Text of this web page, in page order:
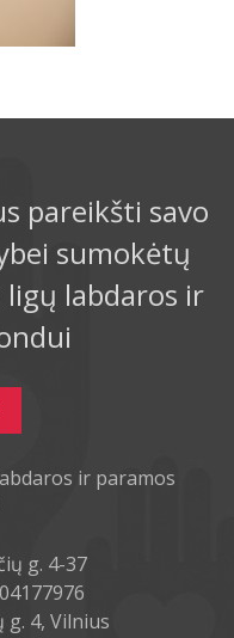
pareikšti savo
sumokėtų
labdaros ir
ir paramos
g. 4-37
g. 4, Vilnius